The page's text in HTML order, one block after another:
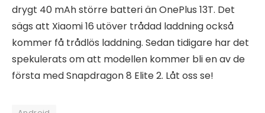
drygt 40 mAh större batteri än OnePlus 13T. Det
sägs att Xiaomi 16 utöver trådad laddning också
kommer få trådlös laddning. Sedan tidigare har det
spekulerats om att modellen kommer bli en av de
första med Snapdragon 8 Elite 2. Låt oss se!